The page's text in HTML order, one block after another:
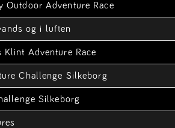
Outdoor Adventure Race
og i luften
Klint Adventure Race
Challenge Silkeborg
Silkeborg